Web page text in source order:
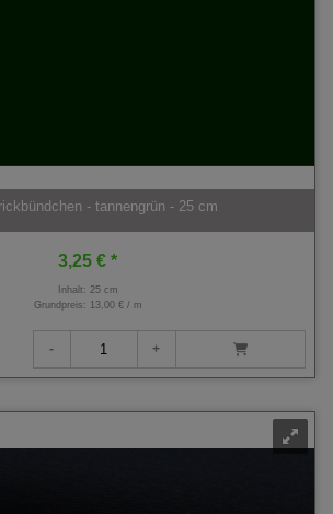
- tannengrün - 25 cm
3,25 € *
Inhalt: 25 cm
Grundpreis: 13,00 € / m